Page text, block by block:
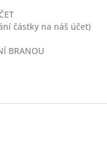
částky na náš účet)
BRANOU